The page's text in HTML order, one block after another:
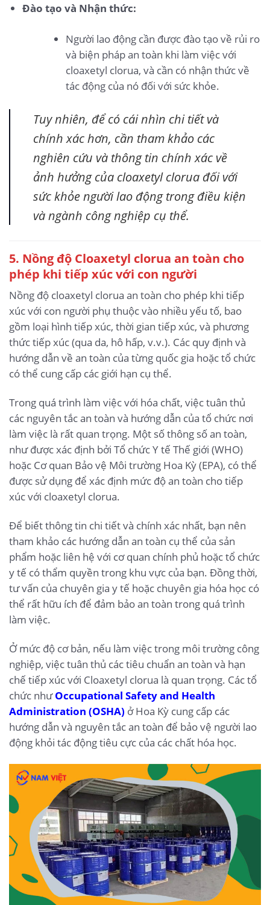
Đào tạo và Nhận thức:
Người lao động cần được đào tạo về rủi ro
và biện pháp an toàn khi làm việc với
cloaxetyl clorua, và cần có nhận thức về
tác động của nó đối với sức khỏe.
Tuy nhiên, để có cái nhìn chi tiết và
chính xác hơn, cần tham khảo các
nghiên cứu và thông tin chính xác về
ảnh hưởng của cloaxetyl clorua đối với
sức khỏe người lao động trong điều kiện
và ngành công nghiệp cụ thể.
5. Nồng độ Cloaxetyl clorua an toàn cho
phép khi tiếp xúc với con người
Nồng độ cloaxetyl clorua an toàn cho phép khi tiếp
xúc với con người phụ thuộc vào nhiều yếu tố, bao
gồm loại hình tiếp xúc, thời gian tiếp xúc, và phương
thức tiếp xúc (qua da, hô hấp, v.v.). Các quy định và
hướng dẫn về an toàn của từng quốc gia hoặc tổ chức
có thể cung cấp các giới hạn cụ thể.
Trong quá trình làm việc với hóa chất, việc tuân thủ
các nguyên tắc an toàn và hướng dẫn của tổ chức nơi
làm việc là rất quan trọng. Một số thông số an toàn,
như được xác định bởi Tổ chức Y tế Thế giới (WHO)
hoặc Cơ quan Bảo vệ Môi trường Hoa Kỳ (EPA), có thể
được sử dụng để xác định mức độ an toàn cho tiếp
xúc với cloaxetyl clorua.
Để biết thông tin chi tiết và chính xác nhất, bạn nên
tham khảo các hướng dẫn an toàn cụ thể của sản
phẩm hoặc liên hệ với cơ quan chính phủ hoặc tổ chức
y tế có thẩm quyền trong khu vực của bạn. Đồng thời,
tư vấn của chuyên gia y tế hoặc chuyên gia hóa học có
thể rất hữu ích để đảm bảo an toàn trong quá trình
làm việc.
Ở mức độ cơ bản, nếu làm việc trong môi trường công
nghiệp, việc tuân thủ các tiêu chuẩn an toàn và hạn
chế tiếp xúc với Cloaxetyl clorua là quan trọng. Các tổ
chức nhưOccupational Safety and Health
Administration (OSHA) ở Hoa Kỳ cung cấp các
hướng dẫn và nguyên tắc an toàn để bảo vệ người lao
động khỏi tác động tiêu cực của các chất hóa học.